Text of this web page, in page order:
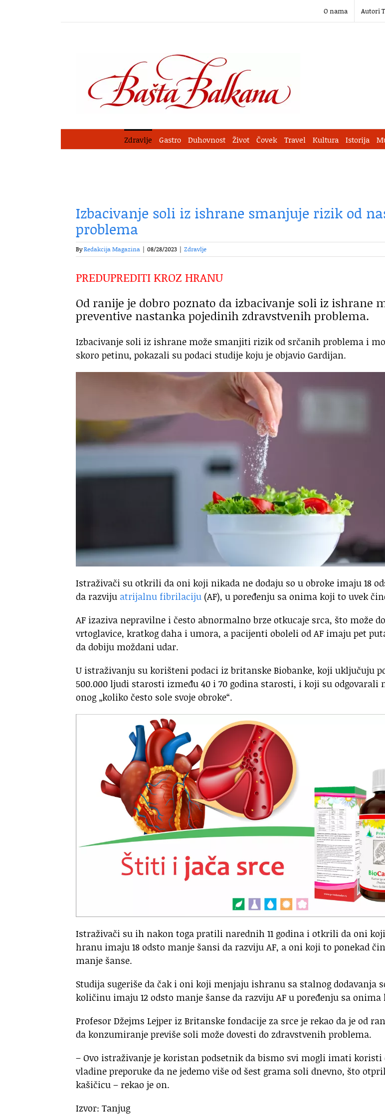
O nama Autori
Zdravlje Gastro Duhovnost Život Čovek Travel Kultura Istorija
Izbacivanje soli iz ishrane smanjuje rizik od
problema
ByRedakcija Magazina | 08/28/2023 | Zdravlje
PREDUPREDITI KROZ HRANU
Od ranije je dobro poznato da izbacivanje soli iz ishrane
preventive nastanka pojedinih zdravstvenih problema.
Izbacivanje soli iz ishrane može smanjiti rizik od srčanih problema i
skoro petinu, pokazali su podaci studije koju je objavio Gardijan.
Istraživači su otkrili da oni koji nikada ne dodaju so u obroke imaju 18
da razviju atrijalnu fibrilaciju (AF), u poređenju sa onima koji to uvek
AF izaziva nepravilne i često abnormalno brze otkucaje srca, što može
vrtoglavice, kratkog daha i umora, a pacijenti oboleli od AF imaju pet
da dobiju moždani udar.
U istraživanju su korišteni podaci iz britanske Biobanke, koji uključuju
500.000 ljudi starosti između 40 i 70 godina starosti, i koji su odgovarali
onog „koliko često sole svoje obroke“.
Istraživači su ih nakon toga pratili narednih 11 godina i otkrili da oni
hranu imaju 18 odsto manje šansi da razviju AF, a oni koji to ponekad
manje šanse.
Studija sugeriše da čak i oni koji menjaju ishranu sa stalnog dodavanja
količinu imaju 12 odsto manje šanse da razviju AF u poređenju sa onima
Profesor Džejms Lejper iz Britanske fondacije za srce je rekao da je od
da konzumiranje previše soli može dovesti do zdravstvenih problema.
– Ovo istraživanje je koristan podsetnik da bismo svi mogli imati koristi
vladine preporuke da ne jedemo više od šest grama soli dnevno, što
kašičicu – rekao je on.
Izvor: Tanjug